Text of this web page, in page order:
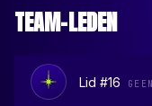
TEAM-LEDEN
Lid #16